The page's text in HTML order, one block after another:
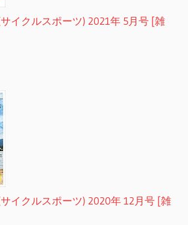
(サイクルスポーツ) 2021年 5月号 [雑
(サイクルスポーツ) 2020年 12月号 [雑